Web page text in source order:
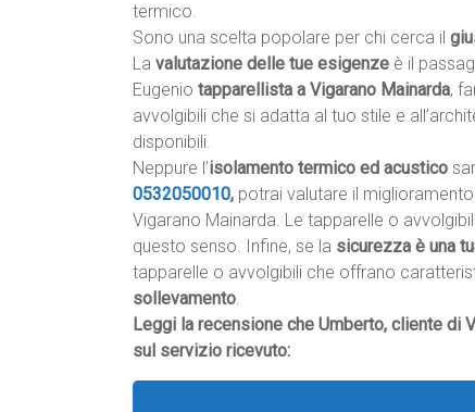
termico.
Sono una scelta popolare per chi cerca il
La valutazione delle tue esigenze è il
Eugenio tapparellista a Vigarano Mainarda,
avvolgibili che si adatta al tuo stile e
disponibili.
Neppure l’isolamento termico ed acustico
0532050010, potrai valutare il
Vigarano Mainarda. Le tapparelle o
questo senso. Infine, se la sicurezza è una
tapparelle o avvolgibili che offrano
sollevamento.
Leggi la recensione che Umberto, cliente di
sul servizio ricevuto: